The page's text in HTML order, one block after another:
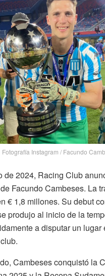
Fotografía Instagram / Facundo
de 2024, Racing Club
Facundo Cambeses. La
€ 1,8 millones. Su debut
produjo al inicio de la
a disputar un lugar
Cambeses conquistó la